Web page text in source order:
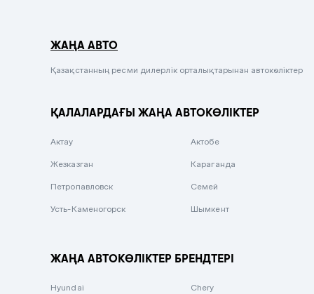
Сиреневый металлик
Вишневый
ЖАҢА АВТО
Қазақстанның ресми дилерлік орталықтарынан автокөліктер
ҚАЛАЛАРДАҒЫ ЖАҢА АВТОКӨЛІКТЕР
Актау Актобе
Жезказган Караганда
Петропавловск Семей
Усть-Каменогорск Шымкент
ЖАҢА АВТОКӨЛІКТЕР БРЕНДТЕРІ
Hyundai Chery